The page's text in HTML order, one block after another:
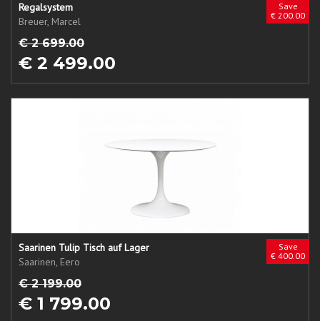
Save
€ 200.00
Regalsystem
Breuer, Marcel
€ 2 699.00
€ 2 499.00
Save
€ 400.00
Saarinen Tulip Tisch auf Lager
Saarinen, Eero
€ 2 199.00
€ 1 799.00